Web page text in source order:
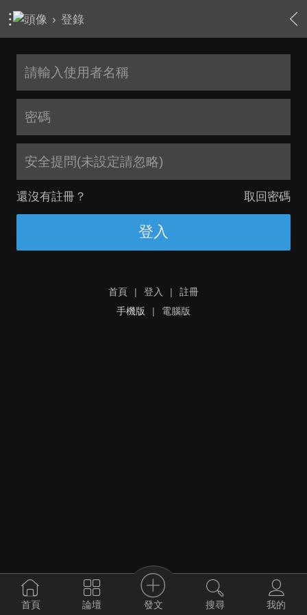
› 登錄
安全提問(未設定請忽略)
還沒有註冊？ 取回密碼
登入
首頁 | 登入 |
註冊
手機版
| 電腦版
首頁 論壇 發文 搜尋 我的